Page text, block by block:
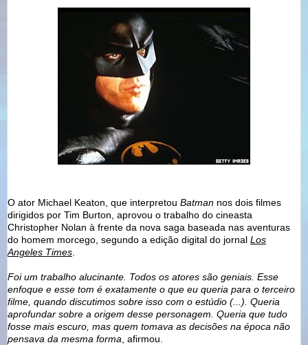
O ator Michael Keaton, que interpretou Batman nos dois filmes
dirigidos por Tim Burton, aprovou o trabalho do cineasta
Christopher Nolan à frente da nova saga baseada nas aventuras
do homem morcego, segundo a edição digital do jornal Los
Angeles Times
Foi um trabalho alucinante. Todos os atores são geniais. Esse
enfoque e esse tom é exatamente o que eu queria para o terceiro
filme, quando discutimos sobre isso com o estúdio (...). Queria
aprofundar sobre a origem desse personagem. Queria que tudo
fosse mais escuro, mas quem tomava as decisões na época não
pensava da mesma forma , afirmou.